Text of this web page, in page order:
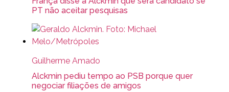
PT não aceitar pesquisas
Guilherme Amado
Alckmin pediu tempo ao PSB porque quer
negociar filiações de amigos